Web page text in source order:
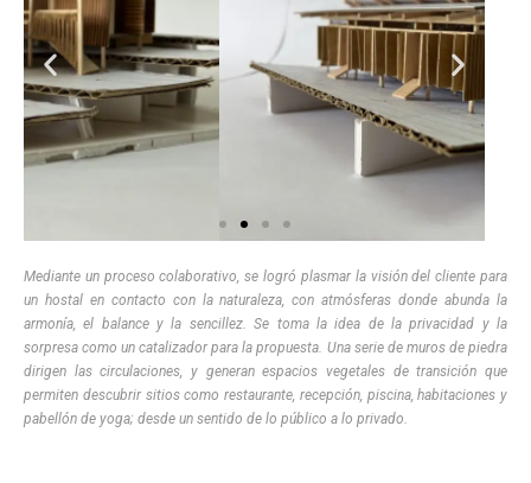
Mediante un proceso colaborativo, se logró plasmar la visión del cliente para
un hostal en contacto con la naturaleza, con atmósferas donde abunda la
armonía, el balance y la sencillez. Se toma la idea de la privacidad y la
sorpresa como un catalizador para la propuesta. Una serie de muros de piedra
dirigen las circulaciones, y generan espacios vegetales de transición que
permiten descubrir sitios como restaurante, recepción, piscina, habitaciones y
pabellón de yoga; desde un sentido de lo público a lo privado.